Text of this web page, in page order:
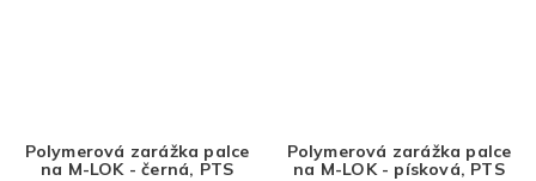
Polymerová zarážka palce
na M-LOK - černá, PTS
Polymerová zarážka palce
na M-LOK - písková, PTS